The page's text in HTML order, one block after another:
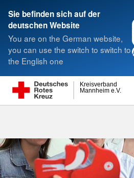
Sie befinden sich auf der
deutschen Website
You are on the German website,
you can use the switch to switch to
the English one
Mannheim e.V.
Kreisverband
Suche
Erste Hilfe Fortbildung